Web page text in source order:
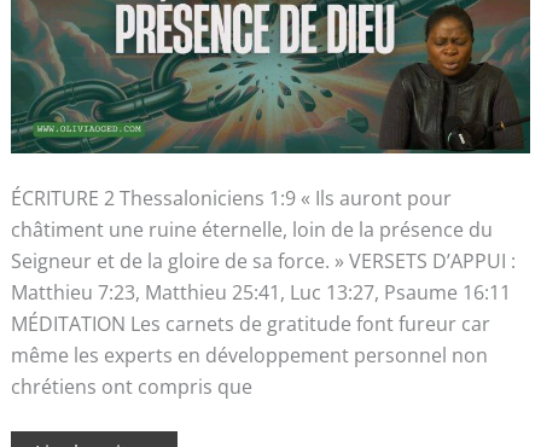
ÉCRITURE 2 Thessaloniciens 1:9 « Ils auront pour
châtiment une ruine éternelle, loin de la présence du
Seigneur et de la gloire de sa force. » VERSETS D’APPUI :
Matthieu 7:23, Matthieu 25:41, Luc 13:27, Psaume 16:11
MÉDITATION Les carnets de gratitude font fureur car
même les experts en développement personnel non
chrétiens ont compris que